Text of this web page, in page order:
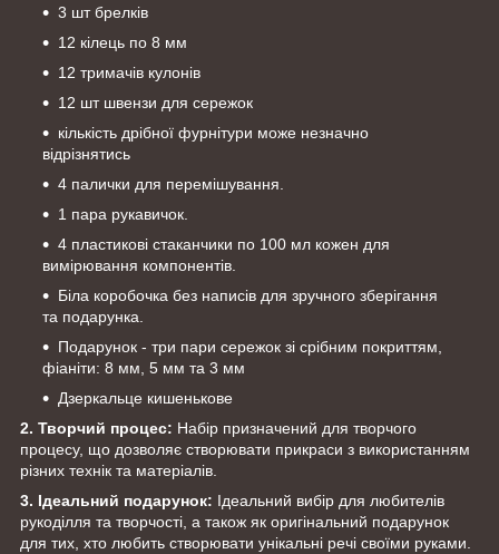
3 шт брелків
12 кілець по 8 мм
12 тримачів кулонів
12 шт швензи для сережок
кількість дрібної фурнітури може незначно
відрізнятись
4 палички для перемішування.
1 пара рукавичок.
4 пластикові стаканчики по 100 мл кожен для
вимірювання компонентів.
Біла коробочка без написів для зручного зберігання
та подарунка.
Подарунок - три пари сережок зі срібним покриттям,
фіаніти: 8 мм, 5 мм та 3 мм
Дзеркальце кишенькове
2. Творчий процес: Набір призначений для творчого
процесу, що дозволяє створювати прикраси з використанням
різних технік та матеріалів.
3. Ідеальний подарунок: Ідеальний вибір для любителів
рукоділля та творчості, а також як оригінальний подарунок
для тих, хто любить створювати унікальні речі своїми руками.